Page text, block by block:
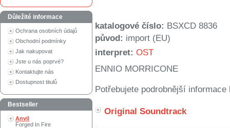
Důležité informace
Ochrana osobních údajů
Obchodní podmínky
Jak nakupovat
Jste u nás poprvé?
Kontaktujte nás
Dostupnost titulů
Bestseller
Anvil
Forged In Fire
katalogové číslo: BSXCD 8836
původ: import (EU)
interpret: OST
ENNIO MORRICONE
Potřebujete podrobnější
Original Soundtrack